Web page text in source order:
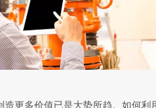
更多价值已是大势所趋。如何利